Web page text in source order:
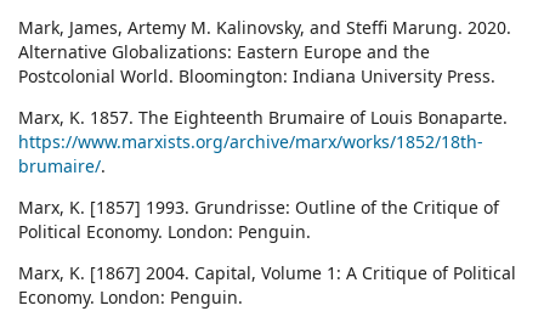
Mark, James, Artemy M. Kalinovsky, and Steffi Marung. 2020.
Alternative Globalizations: Eastern Europe and the
Postcolonial World. Bloomington: Indiana University Press.
Marx, K. 1857. The Eighteenth Brumaire of Louis Bonaparte.
https://www.marxists.org/archive/marx/works/1852/18th-
brumaire/.
Marx, K. [1857] 1993. Grundrisse: Outline of the Critique of
Political Economy. London: Penguin.
Marx, K. [1867] 2004. Capital, Volume 1: A Critique of Political
Economy. London: Penguin.